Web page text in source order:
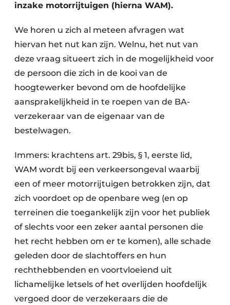
Keukens
Renovatie
Software
Toegangscontrole
Veiligheid & Opleiding
Zonwering
inzake motorrijtuigen (hierna WAM).
We horen u zich al meteen afvragen wat
hiervan het nut kan zijn. Welnu, het nut van
deze vraag situeert zich in de mogelijkheid voor
de persoon die zich in de kooi van de
hoogtewerker bevond om de hoofdelijke
aansprakelijkheid in te roepen van de BA-
verzekeraar van de eigenaar van de
bestelwagen.
Immers: krachtens art. 29bis, § 1, eerste lid,
WAM wordt bij een verkeersongeval waarbij
een of meer motorrijtuigen betrokken zijn, dat
zich voordoet op de openbare weg (en op
terreinen die toegankelijk zijn voor het publiek
of slechts voor een zeker aantal personen die
het recht hebben om er te komen), alle schade
geleden door de slachtoffers en hun
rechthebbenden en voortvloeiend uit
lichamelijke letsels of het overlijden hoofdelijk
vergoed door de verzekeraars die de